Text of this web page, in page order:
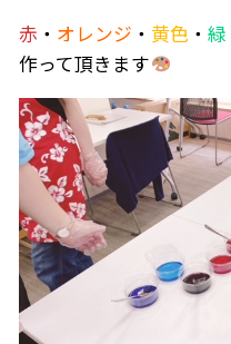
赤 ・ オレンジ ・黄色 ・緑
作って頂きます